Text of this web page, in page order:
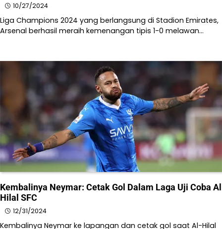
10/27/2024
Liga Champions 2024 yang berlangsung di Stadion Emirates, ​
Arsenal berhasil meraih kemenangan tipis 1-0 melawan…
Kembalinya Neymar: Cetak Gol Dalam Laga Uji Coba Al
Hilal SFC
12/31/2024
Kembalinya Neymar ke lapangan dan cetak gol saat Al-Hilal